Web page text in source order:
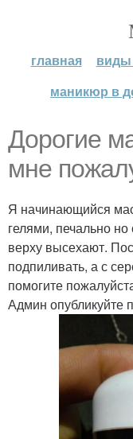
главная
маникюр в
Дорогие
мне
Я начинающийся
гелями, печально
верху высехают.
подпиливать, а с
помогите
Админ опубликуйте